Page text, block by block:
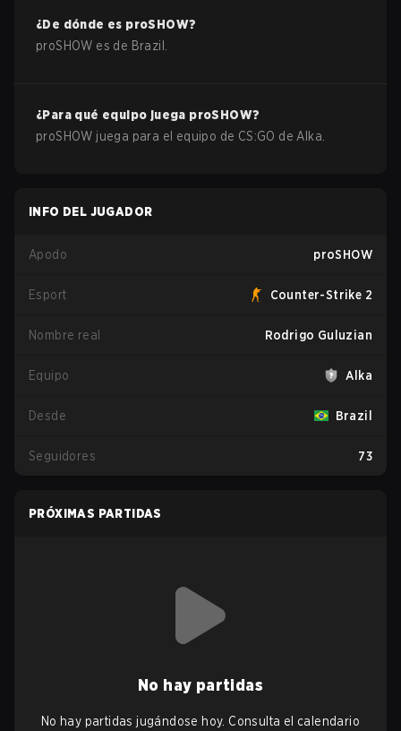
¿De dónde es proSHOW?
proSHOW es de Brazil
¿Para qué equipo juega proSHOW?
proSHOW juega para el equipo de CS:GO de Alka
INFO DEL JUGADOR
Apodo proSHOW
Esport Counter-Strike 2
Nombre real Rodrigo Guluzian
Equipo Alka
Desde Brazil
Seguidores 73
PRÓXIMAS PARTIDAS
No hay partidas
No hay partidas jugándose hoy. Consulta el calendario